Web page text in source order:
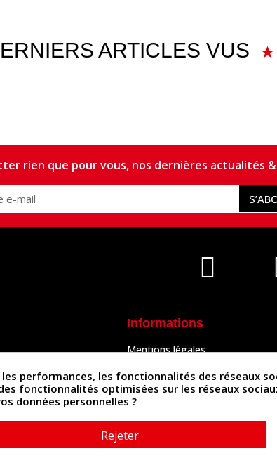
ARTICLES VUS
rien que pour vous, nos dernières actualités
Informations
Mentions légales
Politique de confidentialité
Politique des cookies
Contactez-nous
performances, les fonctionnalités des réseaux
fonctionnalités optimisées sur les réseaux
données personnelles ?
Rejeter